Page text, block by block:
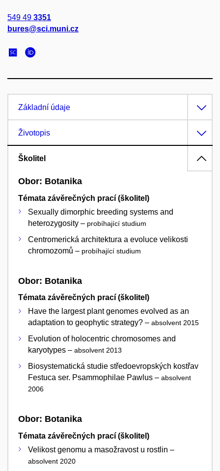
549 49 3351
bures@sci.muni.cz
Základní údaje
Životopis
Školitel
Obor: Botanika
Témata závěrečných prací (školitel)
Sexually dimorphic breeding systems and
heterozygosity – probíhající studium
Centromerická architektura a evoluce velikosti
chromozomů – probíhající studium
Obor: Botanika
Témata závěrečných prací (školitel)
Have the largest plant genomes evolved as an
adaptation to geophytic strategy? – absolvent 2015
Evolution of holocentric chromosomes and
karyotypes – absolvent 2013
Biosystematická studie středoevropských kostřav
Festuca ser. Psammophilae Pawlus – absolvent
2006
Obor: Botanika
Témata závěrečných prací (školitel)
Velikost genomu a masožravost u rostlin –
absolvent 2020